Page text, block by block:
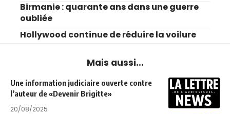
Birmanie : quarante ans dans une guerre
oubliée
Hollywood continue de réduire la voilure
Mais aussi...
Une information judiciaire ouverte contre
l’auteur de «Devenir Brigitte»
20/08/2025